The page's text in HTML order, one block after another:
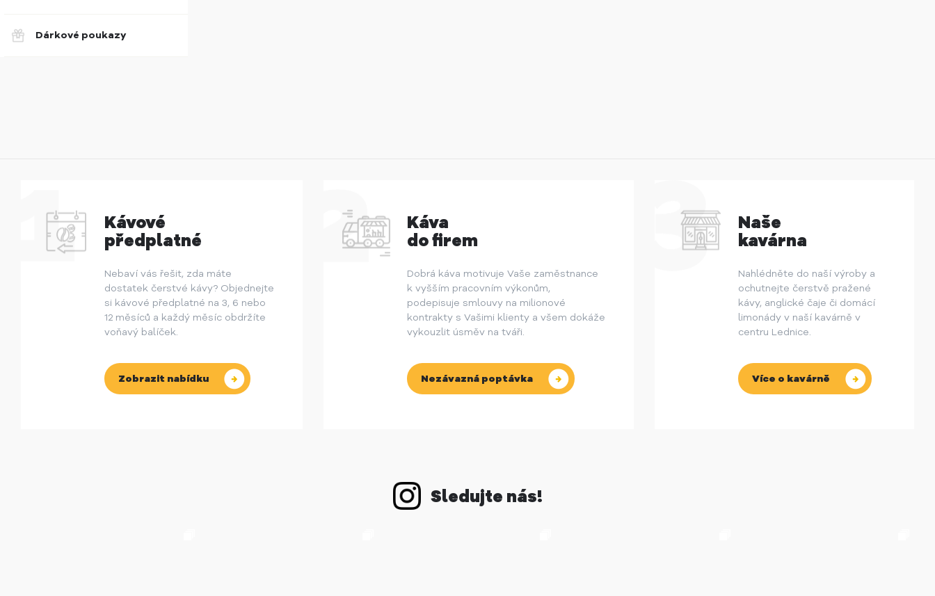
Dárkové poukazy
Kávové
předplatné
Nebaví vás řešit, zda máte
dostatek čerstvé kávy? Objednejte
si kávové předplatné na 3, 6 nebo
12 měsíců a každý měsíc obdržíte
voňavý balíček.
Zobrazit nabídku
Káva
do firem
Dobrá káva motivuje Vaše zaměstnance
k vyšším pracovním výkonům,
podepisuje smlouvy na milionové
kontrakty s Vašimi klienty a všem dokáže
vykouzlit úsměv na tváři.
Nezávazná poptávka
Naše
kavárna
Nahlédněte do naší výroby a
ochutnejte čerstvě pražené
kávy, anglické čaje či domácí
limonády v naší kavárně v
centru Lednice.
Více o kavárně
Sledujte nás!